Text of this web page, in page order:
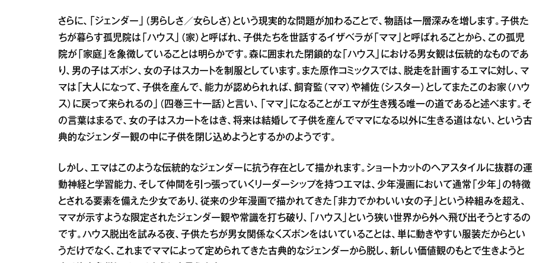
さらに、「ジェンダー」（男らしさ／女らしさ）という現実的な問題が加わることで、物語は一層深みを増します。子供た
ちが暮らす孤児院は「ハウス」（家）と呼ばれ、子供たちを世話するイザベラが「ママ」と呼ばれることから、この孤児
院が「家庭」を象徴していることは明らかです。森に囲まれた閉鎖的な「ハウス」における男女観は伝統的なものであ
り、男の子はズボン、女の子はスカートを制服としています。また原作コミックスでは、脱走を計画するエマに対し、マ
マは「大人になって、子供を産んで、能力が認められれば、飼育監（ママ）や補佐（シスター）としてまたこのお家（ハウ
ス）に戻って来られるの」（四巻三十一話）と言い、「ママ」になることがエマが生き残る唯一の道であると述べます。そ
の言葉はまるで、女の子はスカートをはき、将来は結婚して子供を産んでママになる以外に生きる道はない、という古
典的なジェンダー観の中に子供を閉じ込めようとするかのようです。
しかし、エマはこのような伝統的なジェンダーに抗う存在として描かれます。ショートカットのヘアスタイルに抜群の運
動神経と学習能力、そして仲間を引っ張っていくリーダーシップを持つエマは、少年漫画において通常「少年」の特徴
とされる要素を備えた少女であり、従来の少年漫画で描かれてきた「非力でかわいい女の子」という枠組みを超え、
ママが示すような限定されたジェンダー観や常識を打ち破り、「ハウス」という狭い世界から外へ飛び出そうとするの
です。ハウス脱出を試みる夜、子供たちが男女関係なくズボンをはいていることは、単に動きやすい服装だからとい
うだけでなく、これまでママによって定められてきた古典的なジェンダーから脱し、新しい価値観のもとで生きようと